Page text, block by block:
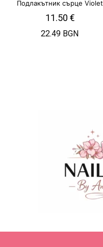
Подлакътник сърце Violet
11.50 €
22.49 BGN